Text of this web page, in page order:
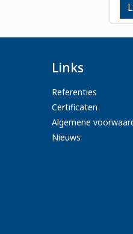
Links
Referenties
Certificaten
Algemene
Nieuws